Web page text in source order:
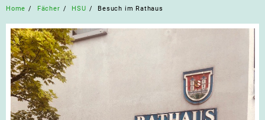
Home Fächer HSU Besuch im Rathaus